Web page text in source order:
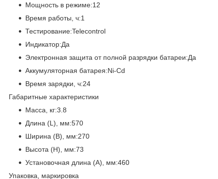
Мощность в режиме:12
Время работы, ч:1
Тестирование:Telecontrol
Индикатор:Да
Электронная защита от полной разрядки батареи:Да
Аккумуляторная батарея:Ni-Cd
Время зарядки, ч:24
Габаритные характеристики
Масса, кг:3.8
Длина (L), мм:570
Ширина (B), мм:270
Высота (H), мм:73
Установочная длина (A), мм:460
Упаковка, маркировка